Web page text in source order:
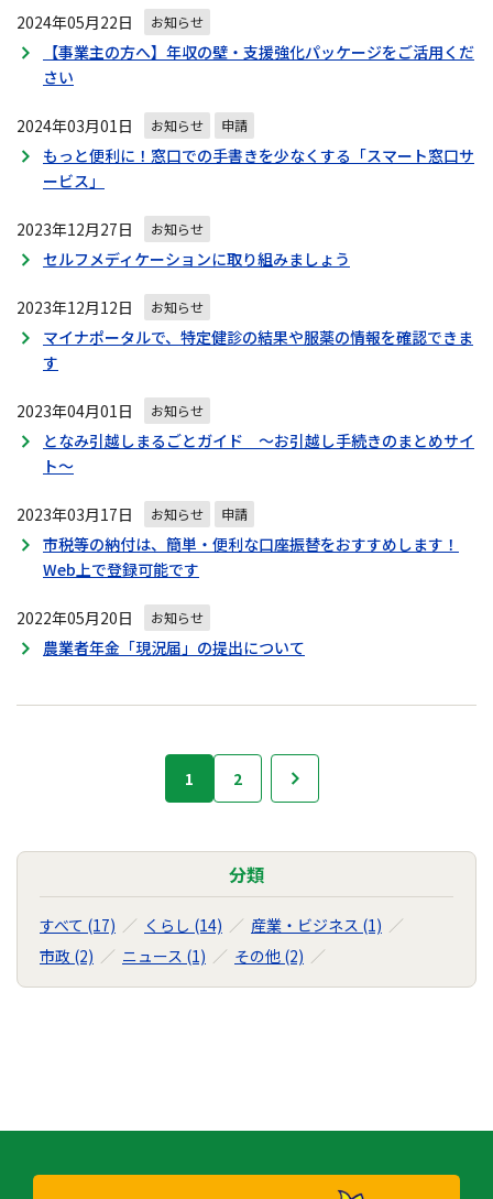
2024年05月22日 お知らせ
【事業主の方へ】年収の壁・支援強化パッケージをご活用くだ
さい
2024年03月01日 お知らせ 申請
もっと便利に！窓口での手書きを少なくする「スマート窓口サ
ービス」
2023年12月27日 お知らせ
セルフメディケーションに取り組みましょう
2023年12月12日 お知らせ
マイナポータルで、特定健診の結果や服薬の情報を確認できま
す
2023年04月01日 お知らせ
となみ引越しまるごとガイド ～お引越し手続きのまとめサイ
ト～
2023年03月17日 お知らせ 申請
市税等の納付は、簡単・便利な口座振替をおすすめします！
Web上で登録可能です
2022年05月20日 お知らせ
農業者年金「現況届」の提出について
の
シ
1 2
分類
すべて (17) くらし (14)
産業・ビジネス (1)
市政 (2)
ニュース (1) その他 (2)